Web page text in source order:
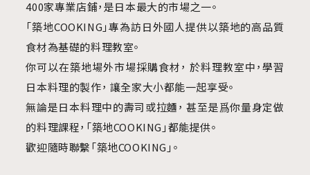
400家專業店鋪，是日本最大的市場之一。
「築地COOKING」專為訪日外國人提供以築地的高品質
食材為基礎的料理教室。
你可以在築地場外市場採購食材，於料理教室中，學習
日本料理的製作， 讓全家大小都能一起享受。
無論是日本料理中的壽司或拉麵，甚至是爲你量身定做
的料理課程，「築地COOKING」都能提供。
歡迎隨時聯繫「築地COOKING」。